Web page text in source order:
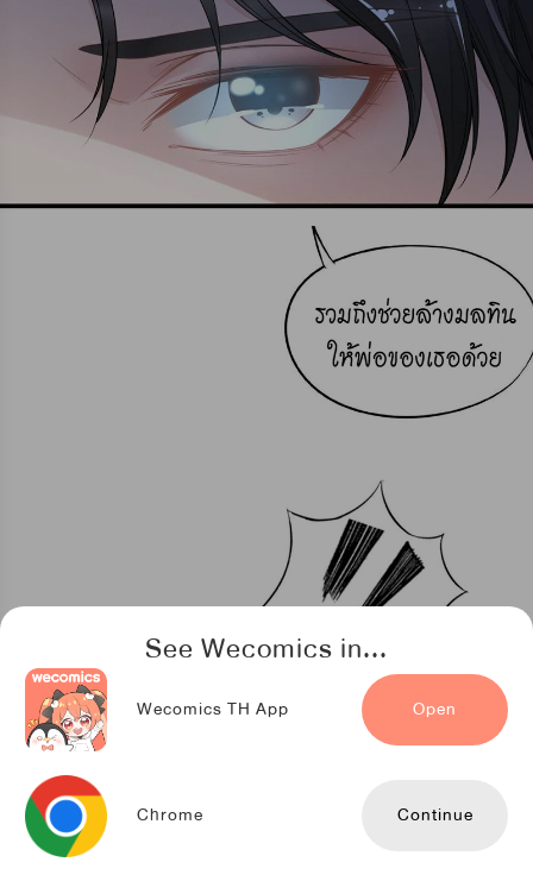
See Wecomics in...
Wecomics TH App Open
Chrome Continue